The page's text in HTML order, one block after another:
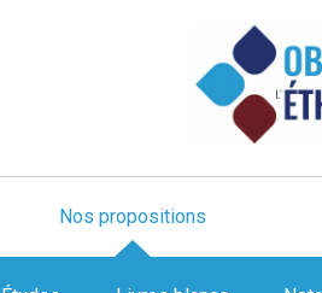
Nos propositions